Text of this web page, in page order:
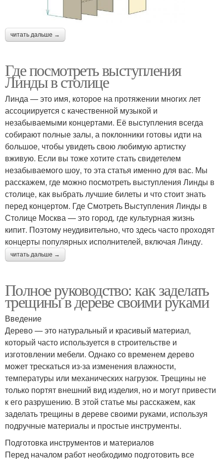
читать дальше →
Где посмотреть выступления
Линды в столице
Линда — это имя, которое на протяжении многих лет
ассоциируется с качественной музыкой и
незабываемыми концертами. Её выступления всегда
собирают полные залы, а поклонники готовы идти на
большое, чтобы увидеть свою любимую артистку
вживую. Если вы тоже хотите стать свидетелем
незабываемого шоу, то эта статья именно для вас. Мы
расскажем, где можно посмотреть выступления Линды в
столице, как выбрать лучшие билеты и что стоит знать
перед концертом. Где Смотреть Выступления Линды в
Столице Москва — это город, где культурная жизнь
кипит. Поэтому неудивительно, что здесь часто проходят
концерты популярных исполнителей, включая Линду.
читать дальше →
Полное руководство: как заделать
трещины в дереве своими руками
Введение
Дерево — это натуральный и красивый материал,
который часто используется в строительстве и
изготовлении мебели. Однако со временем дерево
может трескаться из-за изменения влажности,
температуры или механических нагрузок. Трещины не
только портят внешний вид изделия, но и могут привести
к его разрушению. В этой статье мы расскажем, как
заделать трещины в дереве своими руками, используя
подручные материалы и простые инструменты.
Подготовка инструментов и материалов
Перед началом работ необходимо подготовить все